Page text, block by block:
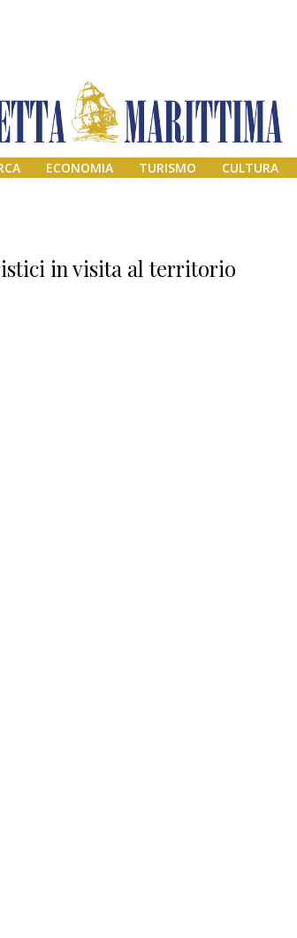
ECONOMIA TURISMO CULTURA
in visita al territorio